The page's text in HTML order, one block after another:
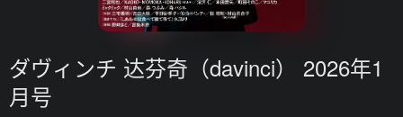
ダヴィンチ 达芬奇（davinci） 2026年1
月号